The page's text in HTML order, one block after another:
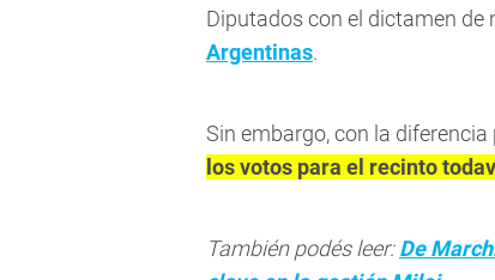
Diputados con el dictamen de
Argentinas.
Sin embargo, con la
los votos para el recinto
También podés leer:De